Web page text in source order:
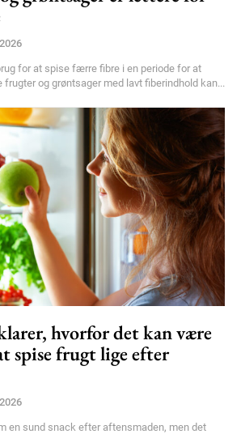
for at spise færre fibre i en periode for at
frugter og grøntsager med lavt fiberindhold kan...
hvorfor det kan være
spise frugt lige efter
en sund snack efter aftensmaden, men det